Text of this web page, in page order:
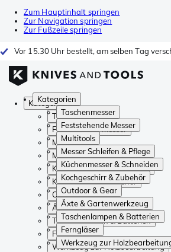
Zum Hauptinhalt springen
Zur Navigation springen
Zur Fußzeile springen
Vor 15.30 Uhr bestellt, am selben Tag
Kategorien
Taschenmesser
Feststehende Messer
Multitools
Messer Schleifen & Pflege
Küchenmesser & Schneiden
Kochgeschirr & Zubehör
Outdoor & Gear
Äxte & Gartenwerkzeug
Taschenlampen & Batterien
Ferngläser
Werkzeug zur
Kategorien
Taschenmesser
Feststehende Messer
Multitools
Messer Schleifen & Pflege
Küchenmesser & Schneiden
Kochgeschirr & Zubehör
Outdoor & Gear
Äxte & Gartenwerkzeug
Taschenlampen & Batterien
Ferngläser
Werkzeug zur Holzbearbeitung